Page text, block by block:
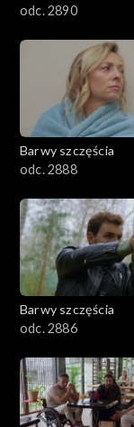
1101–1200
1001–1100
901–1000
801–900
782–800
odc. 2890
Barwy szczęścia
odc. 2888
Barwy szczęścia
odc. 2886